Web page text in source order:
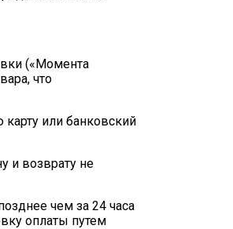
(«Момента
что
или банковский
и возврату не
чем за 24 часа
оплаты путем